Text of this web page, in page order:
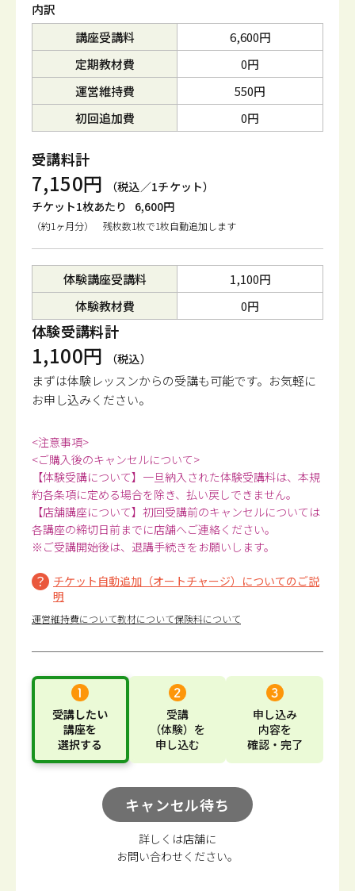
内訳
講座受講料
6,600円
定期教材費
0円
運営維持費
550円
初回追加費
0円
受講料計
7,150円
（税込／1チケット）
チケット1枚あたり
6,600円
（約1ヶ月分） 残枚数1枚で1枚自動追加します
体験講座受講料
1,100円
体験教材費
0円
体験受講料計
1,100円 （税込）
まずは体験レッスンからの受講も可能です。 お気軽に
お申し込みください。
<注意事項>
<ご購入後のキャンセルについて>
【体験受講について】一旦納入された体験受講料は、本規
約各条項に定める場合を除き、払い戻しできません。
【店舗講座について】初回受講前のキャンセルについては
各講座の締切日前までに店舗へご連絡ください。
※ご受講開始後は、退講手続きをお願いします。
チケット自動追加（オートチャージ）についてのご説
明
運営維持費について教材について保険料について
受講したい
講座を
選択する
受講
（体験） を
申し込む
申し込み
内容を
確認・完了
キャンセル待ち
詳しくは店舗に
お問い合わせください。